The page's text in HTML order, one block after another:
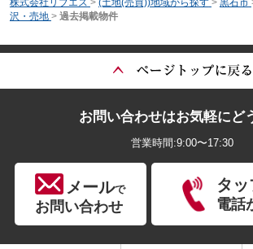
株式会社リブエス > (土地(売買))地域から探す > 黒石市
沢・売地 > 過去掲載物件
お問い合わせはお気軽にど
営業時間:9:00〜17:30
メールで
お問い合わせ
タッ
電話